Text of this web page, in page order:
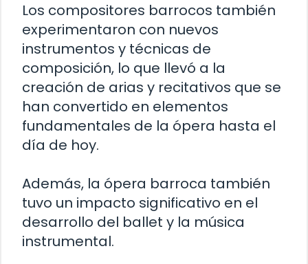
Los compositores barrocos también
experimentaron con nuevos
instrumentos y técnicas de
composición, lo que llevó a la
creación de arias y recitativos que se
han convertido en elementos
fundamentales de la ópera hasta el
día de hoy.
Además, la ópera barroca también
tuvo un impacto significativo en el
desarrollo del ballet y la música
instrumental.